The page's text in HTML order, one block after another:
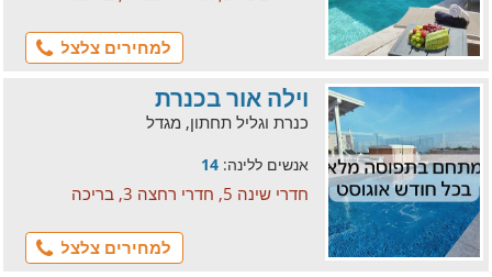
למחירים צלצל
וילה אור בכנרת
כנרת וגליל תחתון, מגדל
אנשים ללינה: 14
חדרי שינה 5, חדרי רחצה 3, בריכה
למחירים צלצל